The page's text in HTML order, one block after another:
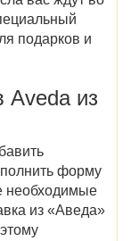
подарков и
Aveda из
форму
необходимые
из «Аведа»